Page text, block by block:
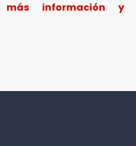
más información y